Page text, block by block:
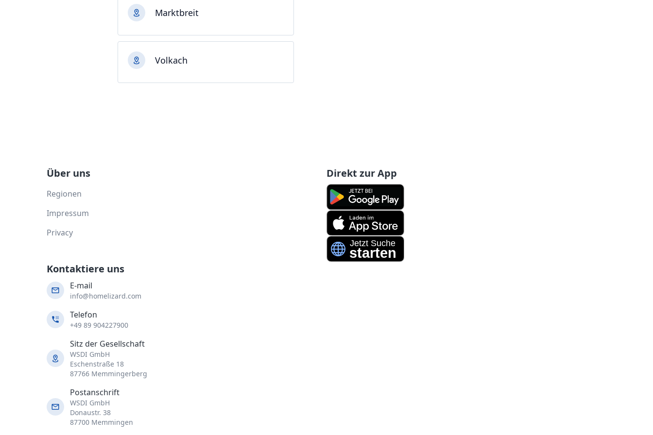
Marktbreit
Volkach
Über uns
Regionen
Impressum
Privacy
Direkt zur App
Kontaktiere uns
E-mail
info@homelizard.com
Telefon
+49 89 904227900
Sitz der Gesellschaft
WSDI GmbH
Eschenstraße 18
87766 Memmingerberg
Postanschrift
WSDI GmbH
Donaustr. 38
87700 Memmingen